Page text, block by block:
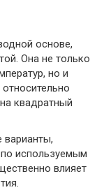
основе,
Она не только
но и
квадратный
варианты,
используемым
влияет